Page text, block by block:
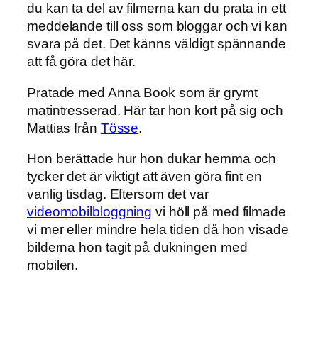
du kan ta del av filmerna kan du prata in ett
meddelande till oss som bloggar och vi kan
svara på det. Det känns väldigt spännande
att få göra det här.
Pratade med Anna Book som är grymt
matintresserad. Här tar hon kort på sig och
Mattias från Tösse.
Hon berättade hur hon dukar hemma och
tycker det är viktigt att även göra fint en
vanlig tisdag. Eftersom det var
videomobilbloggning vi höll på med filmade
vi mer eller mindre hela tiden då hon visade
bilderna hon tagit på dukningen med
mobilen.